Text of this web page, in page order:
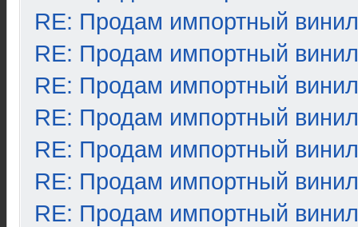
RE: Продам импортный винил
RE: Продам импортный винил
RE: Продам импортный винил
RE: Продам импортный винил
RE: Продам импортный винил
RE: Продам импортный винил
RE: Продам импортный винил